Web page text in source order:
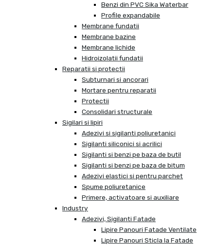
Benzi din PVC Sika Waterbar
Profile expandabile
Membrane fundatii
Membrane bazine
Membrane lichide
Hidroizolatii fundatii
Reparatii si protectii
Subturnari si ancorari
Mortare pentru reparatii
Protectii
Consolidari structurale
Sigilari si lipiri
Adezivi si sigilanti poliuretanici
Sigilanti siliconici si acrilici
Sigilanti si benzi pe baza de butil
Sigilanti si benzi pe baza de bitum
Adezivi elastici si pentru parchet
Spume poliuretanice
Primere, activatoare si auxiliare
Industry
Adezivi, Sigilanti Fatade
Lipire Panouri Fatade Ventilate
Lipire Panouri Sticla la Fatade